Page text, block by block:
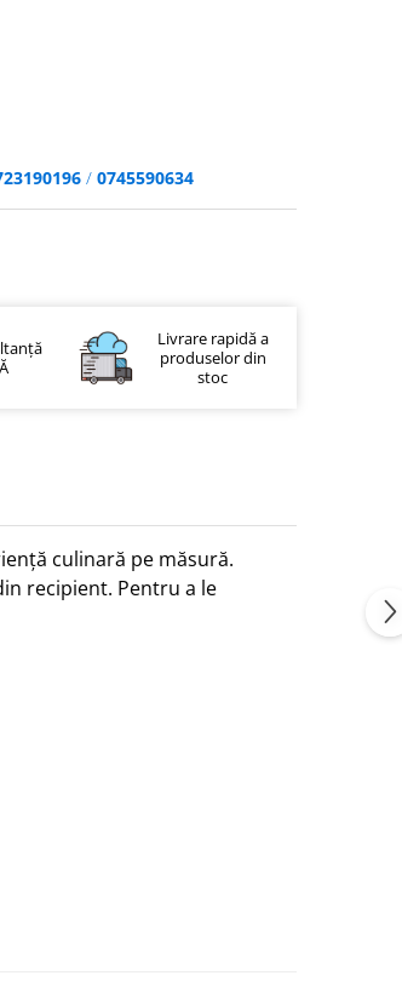
/ 0745590634
Livrare rapidă a
produselor din
stoc
culinară pe măsură.
recipient. Pentru a le